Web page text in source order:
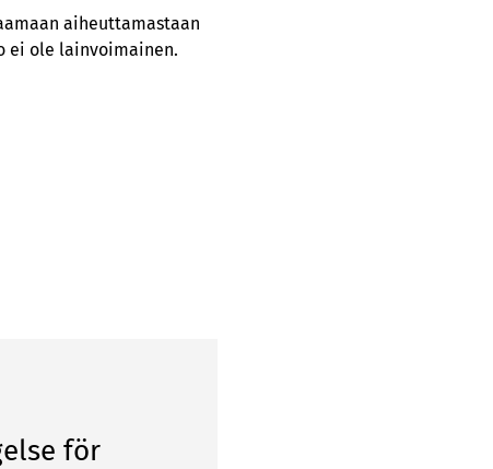
aiheuttamastaan
ei ole lainvoimainen.
för